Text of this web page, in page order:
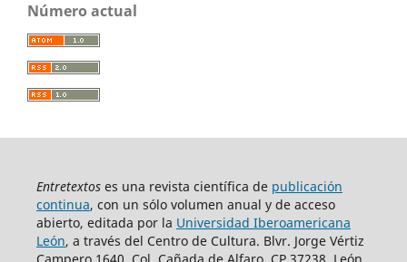
Número actual
Entretextos es una revista científica de publicación
continua, con un sólo volumen anual y de acceso
abierto, editada por la Universidad Iberoamericana
León, a través del Centro de Cultura. Blvr. Jorge Vértiz